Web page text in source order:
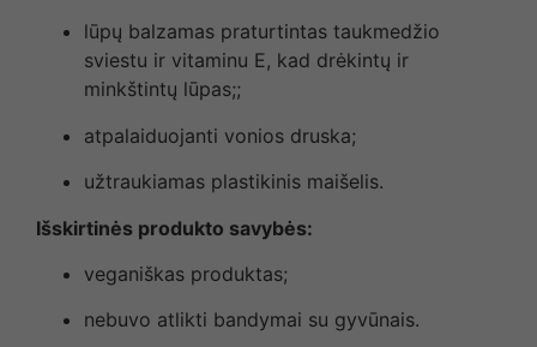
lūpų balzamas praturtintas taukmedžio
sviestu ir vitaminu E, kad drėkintų ir
minkštintų lūpas;;
atpalaiduojanti vonios druska;
užtraukiamas plastikinis maišelis.
Išskirtinės produkto savybės:
veganiškas produktas;
nebuvo atlikti bandymai su gyvūnais.